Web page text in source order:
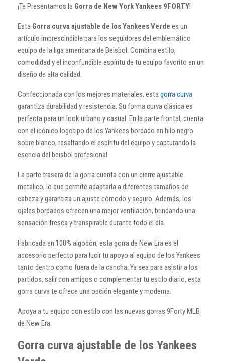
¡Te Presentamos la Gorra de New York Yankees 9FORTY!
Esta Gorra curva ajustable de los Yankees Verde es un
artículo imprescindible para los seguidores del emblemático
equipo de la liga americana de Beisbol. Combina estilo,
comodidad y el inconfundible espíritu de tu equipo favorito en un
diseño de alta calidad.
Confeccionada con los mejores materiales, estagorra curva
garantiza durabilidad y resistencia. Su forma curva clásica es
perfecta para un look urbano y casual. En la parte frontal, cuenta
con el icónico logotipo de los Yankees bordado en hilo negro
sobre blanco, resaltando el espíritu del equipo y capturando la
esencia del beisbol profesional.
La parte trasera de la gorra cuenta con un cierre ajustable
metalico, lo que permite adaptarla a diferentes tamaños de
cabeza y garantiza un ajuste cómodo y seguro. Además, los
ojales bordados ofrecen una mejor ventilación, brindando una
sensación fresca y transpirable durante todo el día.
Fabricada en 100% algodón, esta gorra de New Era es el
accesorio perfecto para lucir tu apoyo al equipo de los Yankees
tanto dentro como fuera de la cancha. Ya sea para asistir a los
partidos, salir con amigos o complementar tu estilo diario, esta
gorra curva te ofrece una opción elegante y moderna.
Apoya a tu equipo con estilo con las nuevas gorras 9Forty MLB
de New Era.
Gorra curva ajustable de los Yankees